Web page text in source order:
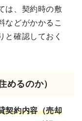
は、契約時の敷
などがかかるこ
と確認しておく
めるのか）
契約内容（売却